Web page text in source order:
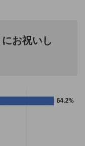
お祝いし